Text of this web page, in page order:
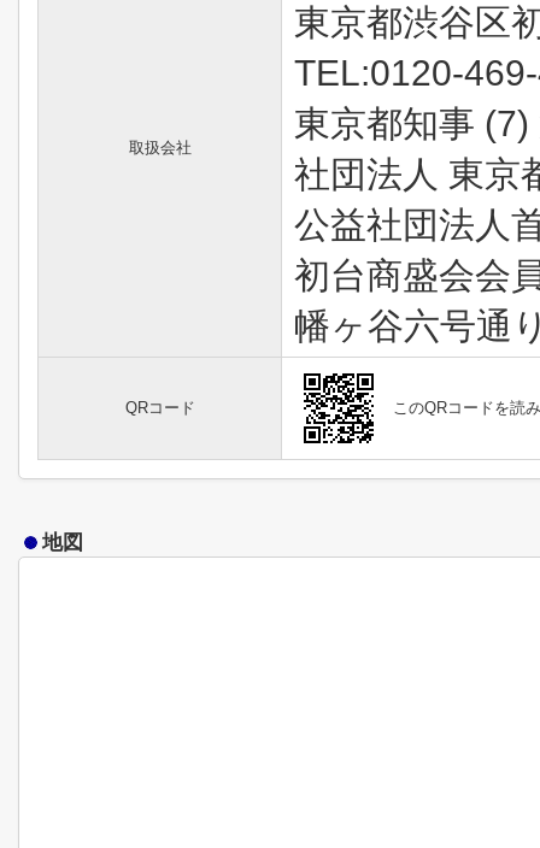
取扱会社
東京都渋谷区
TEL:0120-
東京都知事
社団法人 東京
公益社団法人
初台商盛会会
幡ヶ谷六号通
QRコード このQRコードを読
地図